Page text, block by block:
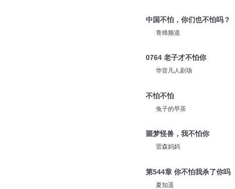
中国不怕，你们也不怕吗？
青烽频道
0764 老子才不怕你
华音凡人剧场
不怕不怕
兔子的早茶
噩梦怪兽，我不怕你
雷森妈妈
第544章 你不怕我杀了你吗
夏知遥